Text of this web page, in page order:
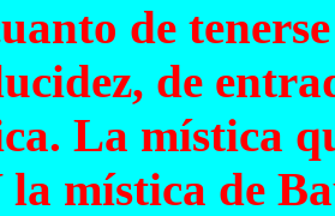
de
de
La mística
mística de